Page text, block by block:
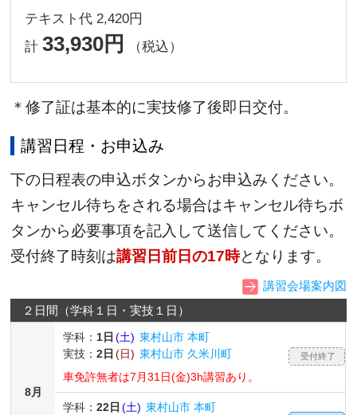
テキスト代 2,420円
計 33,930円 （税込）
＊修了証は基本的に実技修了後即日交付。
講習日程・お申込み
下の日程表の申込ボタンからお申込みください。
キャンセル待ちをされる場合はキャンセル待ちボ
タンから必要事項を記入して送信してください。
受付終了時刻は講習日前日の17時となります。
講習会場案内図
２日間（学科１日・実技１日）
8月
学科：1日 (土) 東村山市 本町
実技：2日 (日) 東村山市 久米川町
車免許無者は7月31日(金)3h講習あり。
受付終了
学科：22日 (土) 東村山市 本町